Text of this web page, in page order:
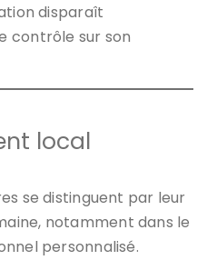
disparaît
contrôle sur son
local
se distinguent par leur
notamment dans le
personnalisé.